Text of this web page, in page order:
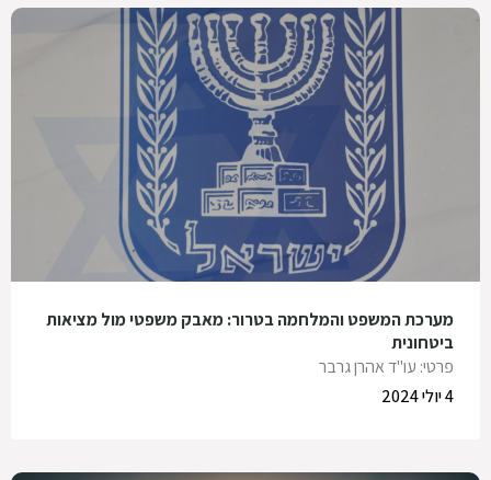
מערכת המשפט והמלחמה בטרור: מאבק משפטי מול מציאות
ביטחונית
פרטי: עו"ד אהרן גרבר
4 יולי 2024